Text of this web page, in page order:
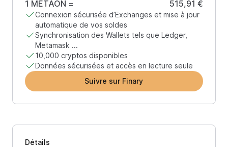
1 METAON = 515,91 €
Connexion sécurisée d’Exchanges et mise à jour
automatique de vos soldes
Synchronisation des Wallets tels que Ledger,
Metamask ...
10,000 cryptos disponibles
Données sécurisées et accès en lecture seule
Suivre sur Finary
Détails